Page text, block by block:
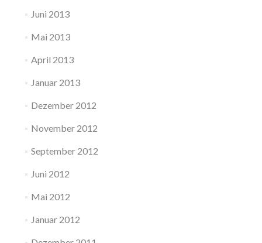
Juni 2013
Mai 2013
April 2013
Januar 2013
Dezember 2012
November 2012
September 2012
Juni 2012
Mai 2012
Januar 2012